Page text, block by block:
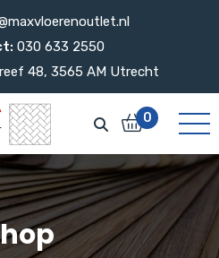
030 633 2550
48, 3565 AM Utrecht
0